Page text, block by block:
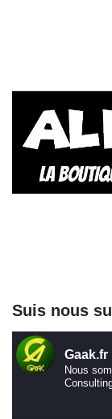
Suis nous
Gaak.fr
Nous